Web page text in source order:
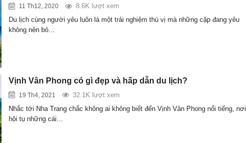
11 Th12, 2020
8.6K lượt xem
Du lịch cùng người yêu luôn là một trải nghiệm thú vị mà những cặp đang yêu
không nên bỏ…
Vịnh Vân Phong có gì đẹp và hấp dẫn du lịch?
19 Th4, 2021
32.1K lượt xem
Nhắc tới Nha Trang chắc không ai không biết đến Vịnh Vân Phong nổi tiếng, nơi
hội tụ những cái…